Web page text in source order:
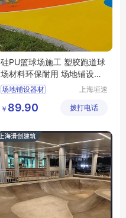
硅PU篮球场施工 塑胶跑道球
场材料环保耐用 场地铺设器
材
场地铺设器材
上海垣速
技有限公
￥ 89.90 拨打电话